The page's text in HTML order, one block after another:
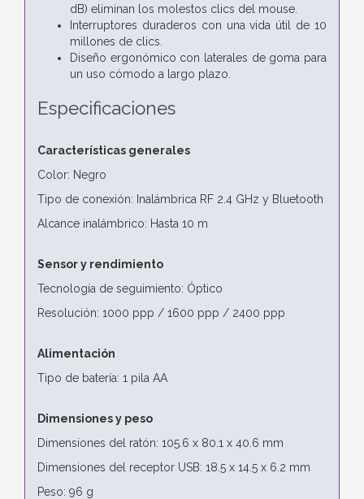
dB) eliminan los molestos clics del mouse.
Interruptores duraderos con una vida útil de 10
millones de clics.
Diseño ergonómico con laterales de goma para
un uso cómodo a largo plazo.
Especificaciones
Características generales
Color: Negro
Tipo de conexión: Inalámbrica RF 2.4 GHz y Bluetooth
Alcance inalámbrico: Hasta 10 m
Sensor y rendimiento
Tecnología de seguimiento: Óptico
Resolución: 1000 ppp / 1600 ppp / 2400 ppp
Alimentación
Tipo de batería: 1 pila AA
Dimensiones y peso
Dimensiones del ratón: 105.6 x 80.1 x 40.6 mm
Dimensiones del receptor USB: 18.5 x 14.5 x 6.2 mm
Peso: 96 g